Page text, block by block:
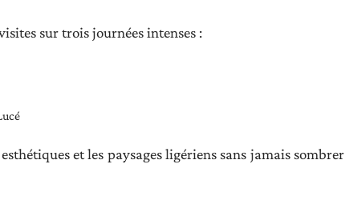
sur trois journées intenses :
et les paysages ligériens sans jamais sombrer